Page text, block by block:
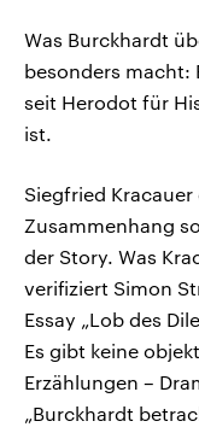
Was Burckhardt
besonders macht:
seit Herodot für
ist.
Siegfried
Zusammenhang
der Story. Was
verifiziert Simon
Essay „Lob des
Es gibt keine
Erzählungen –
„Burckhardt